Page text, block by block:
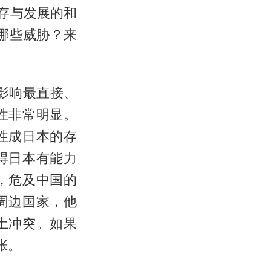
与发展的和
些威胁？来
响最直接、
常明显。
成日本的存
日本有能力
危及中国的
边国家，他
冲突。如果